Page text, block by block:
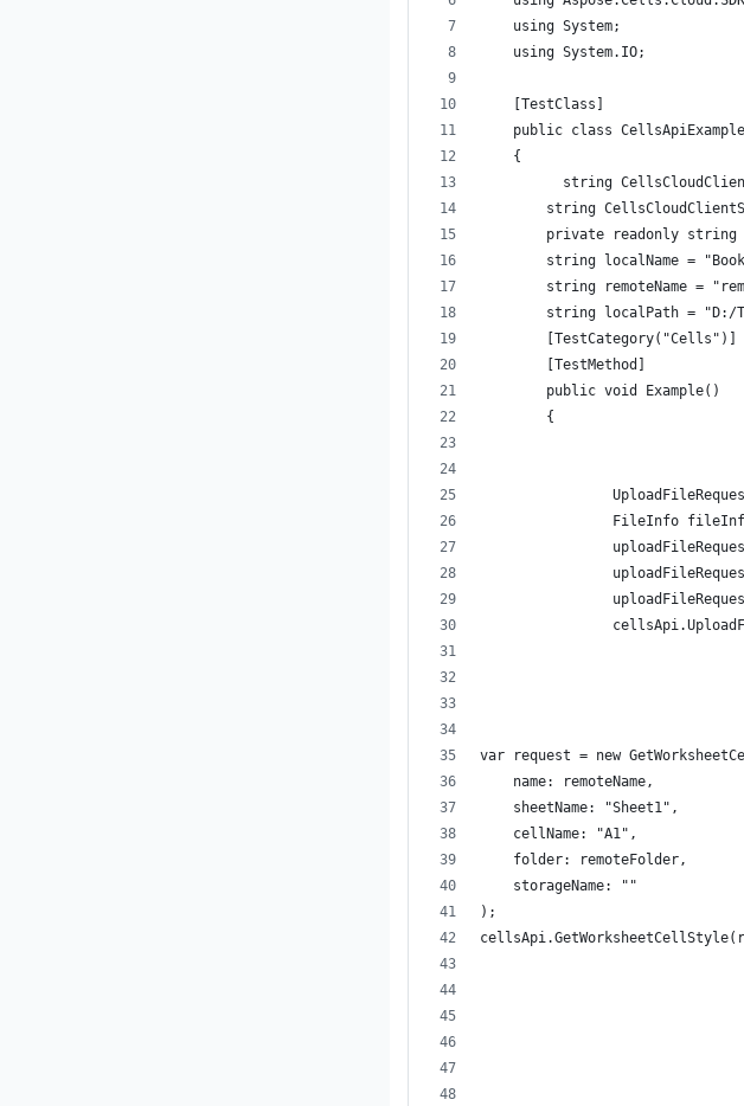
    using System;
    using System.IO;
    [TestClass]
    public class CellsApiExample
    {
string
string
private readonly string
string localName =
string remoteName =
string localPath = "D:/
        [TestCategory("Cells")]
        [TestMethod]
        public void Example()
        {
FileInfo
var request = new
    name: remoteName,
    sheetName: "Sheet1",
    cellName: "A1",
    folder: remoteFolder,
    storageName: ""
);